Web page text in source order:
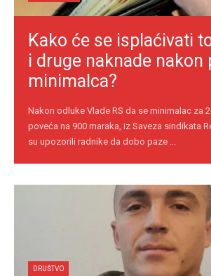
Kako će se isplaćivati
i druge naknade nakon
minimalca?
Nakon odluke Vlade RS da se minimalac za
poveća na 900 maraka, iz Saveza sindikata
su upozorili radnike da dobo paze ...
DRUŠTVO